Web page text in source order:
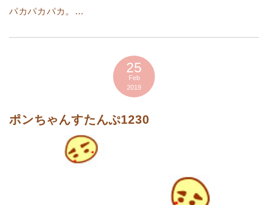
パカパカパカ。…
25
Feb
2019
ポンちゃんすたんぷ1230